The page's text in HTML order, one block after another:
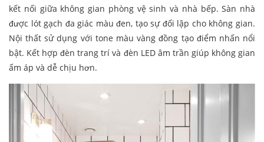
kết nối giữa không gian phòng vệ sinh và nhà bếp. Sàn nhà
được lót gạch đa giác màu đen, tạo sự đối lập cho không gian.
Nội thất sử dụng với tone màu vàng đồng tạo điểm nhấn nổi
bật. Kết hợp đèn trang trí và đèn LED âm trần giúp không gian
ấm áp và dễ chịu hơn.